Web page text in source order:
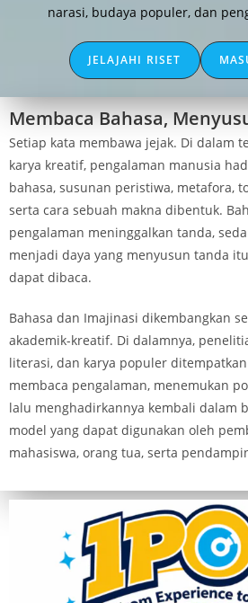
narasi, budaya populer, dan
JELAJAHI RISET
Membaca Bahasa,
Setiap kata membawa jejak. Di dalam
karya kreatif, pengalaman manusia
bahasa, susunan peristiwa, metafora,
serta cara sebuah makna dibentuk.
pengalaman meninggalkan tanda,
menjadi daya yang menyusun tanda
dapat dibaca.
Bahasa dan Imajinasi dikembangkan
akademik-kreatif. Di dalamnya,
literasi, dan karya populer
membaca pengalaman, menemukan
lalu menghadirkannya kembali dalam
model yang dapat digunakan oleh
mahasiswa, orang tua, serta